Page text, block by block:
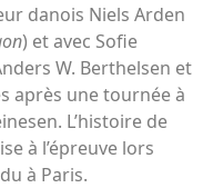
danois Niels Arden
) et avec Sofie
W. Berthelsen et
après une tournée à
L’histoire de
à l’épreuve lors
à Paris.